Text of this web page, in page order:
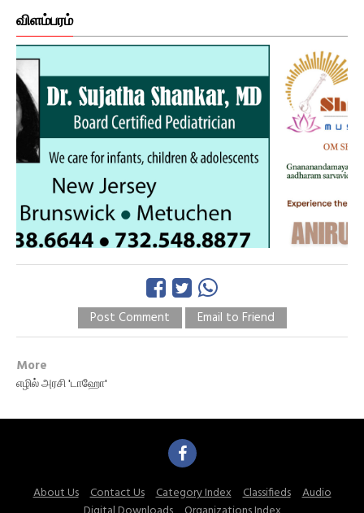
விளம்பரம்
Post Comment Email to Friend
More
எழில் அரசி 'டாஹோ'
About Us Contact Us Category Index Classifieds
Audio